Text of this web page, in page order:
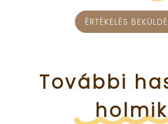
ÉRTÉKELÉS
További
holmik